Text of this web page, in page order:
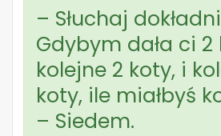
– Słuchaj
Gdybym dała ci 2
kolejne 2 koty, i
koty, ile miałbyś
– Siedem.